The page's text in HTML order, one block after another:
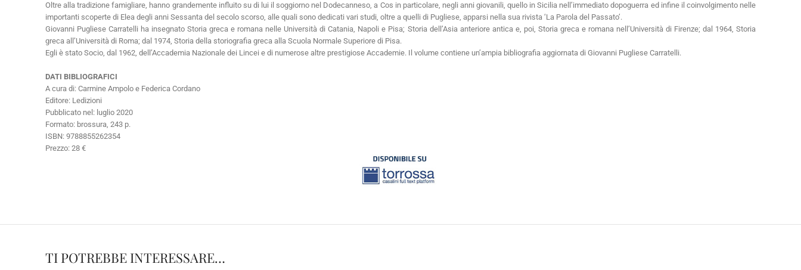
Oltre alla tradizione famigliare, hanno grandemente influito su di lui il soggiorno nel Dodecanneso, a Cos in particolare, negli anni giovanili, quello in Sicilia nell’immediato dopoguerra ed infine il coinvolgimento nelle
importanti scoperte di Elea degli anni Sessanta del secolo scorso, alle quali sono dedicati vari studi, oltre a quelli di Pugliese, apparsi nella sua rivista ‘La Parola del Passato’.
Giovanni Pugliese Carratelli ha insegnato Storia greca e romana nelle Università di Catania, Napoli e Pisa; Storia dell’Asia anteriore antica e, poi, Storia greca e romana nell’Università di Firenze; dal 1964, Storia
greca all’Università di Roma; dal 1974, Storia della storiografia greca alla Scuola Normale Superiore di Pisa.
Egli è stato Socio, dal 1962, dell’Accademia Nazionale dei Lincei e di numerose altre prestigiose Accademie. Il volume contiene un’ampia bibliografia aggiornata di Giovanni Pugliese Carratelli.
DATI BIBLIOGRAFICI
A cura di: Carmine Ampolo e Federica Cordano
Editore: Ledizioni
Pubblicato nel: luglio 2020
Formato: brossura, 243 p.
ISBN: 9788855262354
Prezzo: 28 €
TI POTREBBE INTERESSARE…